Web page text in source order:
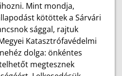
Mint mondja,
kötöttek a Sárvári
sággal, rajtuk
Katasztrófavédelmi
dolga: önkéntes
megtesznek